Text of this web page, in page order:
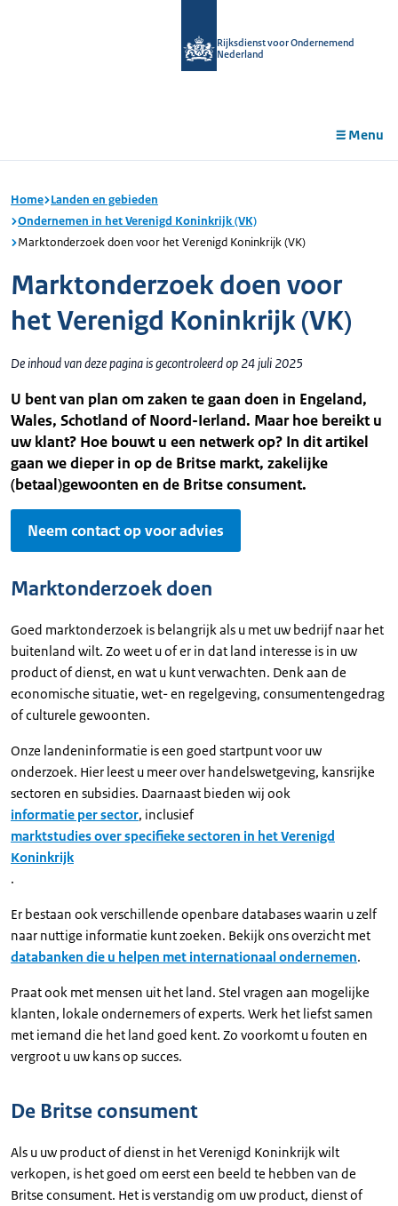
Rijksdienst voor Ondernemend
Nederland
Menu
Home Landen en gebieden
Ondernemen in het Verenigd Koninkrijk (VK)
Marktonderzoek doen voor het Verenigd Koninkrijk (VK)
Marktonderzoek doen voor
het Verenigd Koninkrijk (VK)
De inhoud van deze pagina is gecontroleerd op 24 juli 2025
U bent van plan om zaken te gaan doen in Engeland,
Wales, Schotland of Noord-Ierland. Maar hoe bereikt u
uw klant? Hoe bouwt u een netwerk op? In dit artikel
gaan we dieper in op de Britse markt, zakelijke
(betaal)gewoonten en de Britse consument.
Neem contact op voor advies
Marktonderzoek doen
Goed marktonderzoek is belangrijk als u met uw bedrijf naar het
buitenland wilt. Zo weet u of er in dat land interesse is in uw
product of dienst, en wat u kunt verwachten. Denk aan de
economische situatie, wet- en regelgeving, consumentengedrag
of culturele gewoonten.
Onze landeninformatie is een goed startpunt voor uw
onderzoek. Hier leest u meer over handelswetgeving, kansrijke
sectoren en subsidies. Daarnaast bieden wij ook
informatie per sector, inclusief
marktstudies over specifieke sectoren in het Verenigd
Koninkrijk
.
Er bestaan ook verschillende openbare databases waarin u zelf
naar nuttige informatie kunt zoeken. Bekijk ons overzicht met
databanken die u helpen met internationaal ondernemen.
Praat ook met mensen uit het land. Stel vragen aan mogelijke
klanten, lokale ondernemers of experts. Werk het liefst samen
met iemand die het land goed kent. Zo voorkomt u fouten en
vergroot u uw kans op succes.
De Britse consument
Als u uw product of dienst in het Verenigd Koninkrijk wilt
verkopen, is het goed om eerst een beeld te hebben van de
Britse consument. Het is verstandig om uw product, dienst of